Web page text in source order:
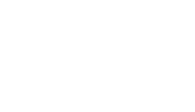
bekijken